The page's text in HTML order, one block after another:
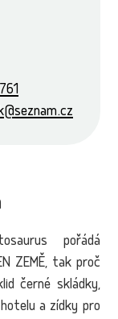
pořádá
ZEMĚ, tak proč
černé skládky,
a zídky pro